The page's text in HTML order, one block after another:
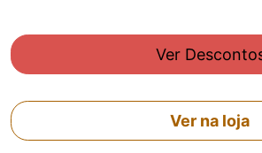
Ver
Ver na loja